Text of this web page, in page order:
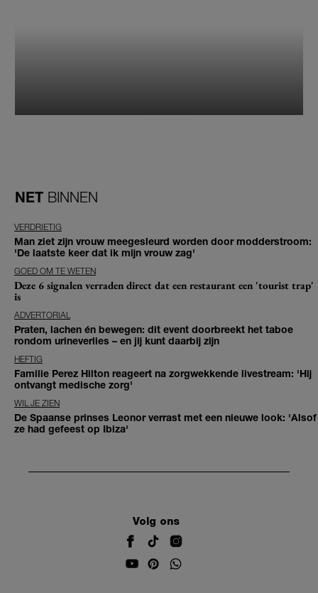
NET BINNEN
VERDRIETIG
Man ziet zijn vrouw meegesleurd worden door modderstroom:
'De laatste keer dat ik mijn vrouw zag'
GOED OM TE WETEN
Deze 6 signalen verraden direct dat een restaurant een 'tourist trap'
is
ADVERTORIAL
Praten, lachen én bewegen: dit event doorbreekt het taboe
rondom urineverlies – en jij kunt daarbij zijn
HEFTIG
Familie Perez Hilton reageert na zorgwekkende livestream: 'Hij
ontvangt medische zorg'
WIL JE ZIEN
De Spaanse prinses Leonor verrast met een nieuwe look: 'Alsof
ze had gefeest op Ibiza'
Volg ons